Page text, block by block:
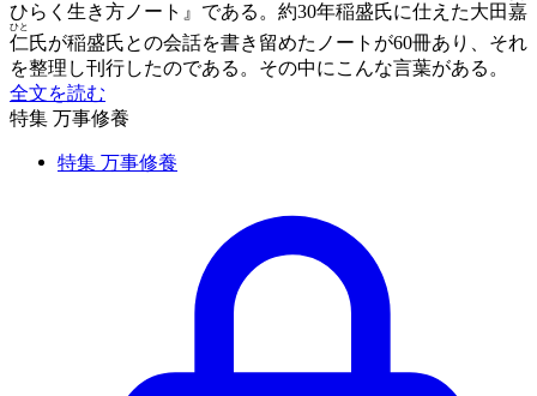
ひらく生き方ノート』である。約30年稲盛氏に仕えた大田嘉
仁
ひと
氏が稲盛氏との会話を書き留めたノートが60冊あり、それ
を整理し刊行したのである。その中にこんな言葉がある。
全文を読む
特集 万事修養
特集 万事修養